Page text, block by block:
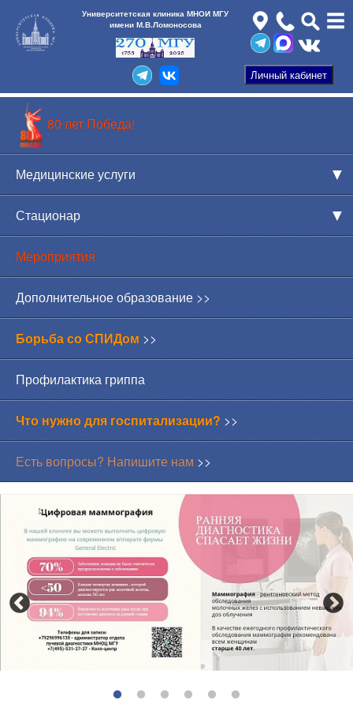
Университетская клиника МНОИ МГУ
имени М.В.Ломоносова
80 лет Победа!
Медицинские услуги
Стационар
Мероприятия
Дополнительное образование >>
Борьба со СПИДом >>
Профилактика гриппа
Что нужно для госпитализации? >>
Есть вопросы? Напишите нам >>